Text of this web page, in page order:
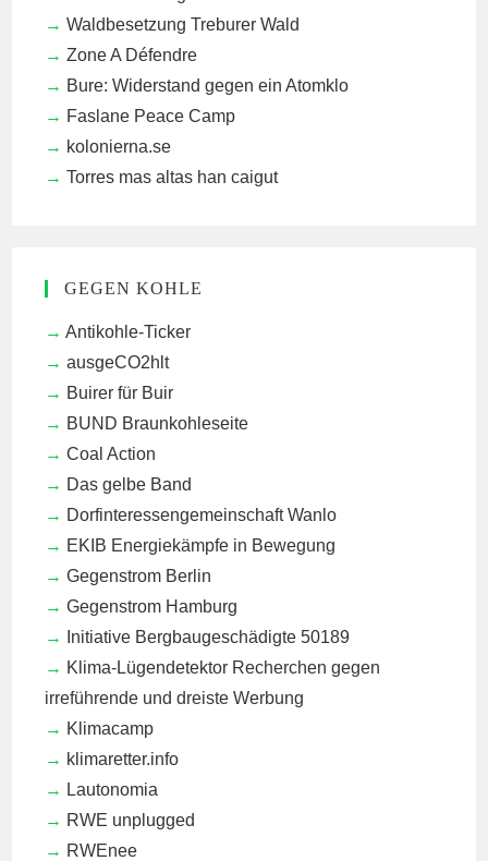
Waldbesetzung Treburer Wald
Zone A Défendre
Bure: Widerstand gegen ein Atomklo
Faslane Peace Camp
kolonierna.se
Torres mas altas han caigut
GEGEN KOHLE
Antikohle-Ticker
ausgeCO2hlt
Buirer für Buir
BUND Braunkohleseite
Coal Action
Das gelbe Band
Dorfinteressengemeinschaft Wanlo
EKIB Energiekämpfe in Bewegung
Gegenstrom Berlin
Gegenstrom Hamburg
Initiative Bergbaugeschädigte 50189
Klima-Lügendetektor Recherchen gegen
irreführende und dreiste Werbung
Klimacamp
klimaretter.info
Lautonomia
RWE unplugged
RWEnee